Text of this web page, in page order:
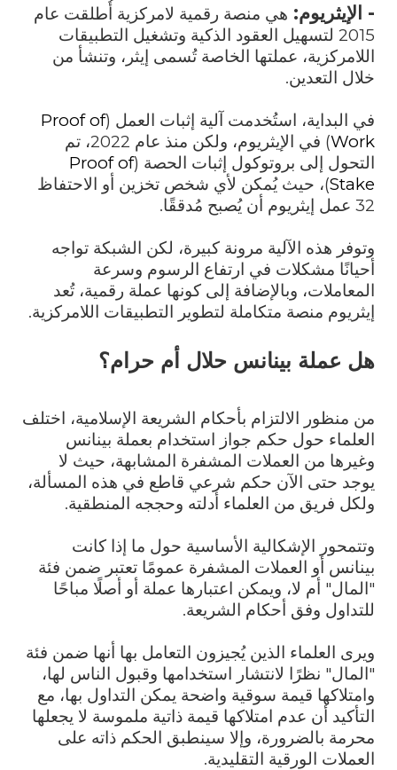
- الإيثريوم: هي منصة رقمية لامركزية أُطلقت عام
2015 لتسهيل العقود الذكية وتشغيل التطبيقات
اللامركزية، عملتها الخاصة تُسمى إيثر، وتنشأ من
خلال التعدين.
في البداية، استُخدمت آلية إثبات العمل (Proof of
Work
) في الإيثريوم، ولكن منذ عام 2022، تم
التحول إلى بروتوكول إثبات الحصة (Proof of
Stake)، حيث يُمكن لأي شخص تخزين أو الاحتفاظ
32 عمل إيثريوم أن يُصبح مُدققًا.
وتوفر هذه الآلية مرونة كبيرة، لكن الشبكة تواجه
أحيانًا مشكلات في ارتفاع الرسوم وسرعة
المعاملات، وبالإضافة إلى كونها عملة رقمية، تُعد
إيثريوم منصة متكاملة لتطوير التطبيقات اللامركزية.
هل عملة بينانس حلال أم حرام؟
من منظور الالتزام بأحكام الشريعة الإسلامية، اختلف
العلماء حول حكم جواز استخدام بعملة بينانس
وغيرها من العملات المشفرة المشابهة، حيث لا
يوجد حتى الآن حكم شرعي قاطع في هذه المسألة،
ولكل فريق من العلماء أدلته وحججه المنطقية.
وتتمحور الإشكالية الأساسية حول ما إذا كانت
بينانس أو العملات المشفرة عمومًا تعتبر ضمن فئة
"المال" أم لا، ويمكن اعتبارها عملة أو أصلًا مباحًا
للتداول وفق أحكام الشريعة.
ويرى العلماء الذين يُجيزون التعامل بها أنها ضمن فئة
"المال" نظرًا لانتشار استخدامها وقبول الناس لها،
وامتلاكها قيمة سوقية واضحة يمكن التداول بها، مع
التأكيد أن عدم امتلاكها قيمة ذاتية ملموسة لا يجعلها
محرمة بالضرورة، وإلا سينطبق الحكم ذاته على
العملات الورقية التقليدية.